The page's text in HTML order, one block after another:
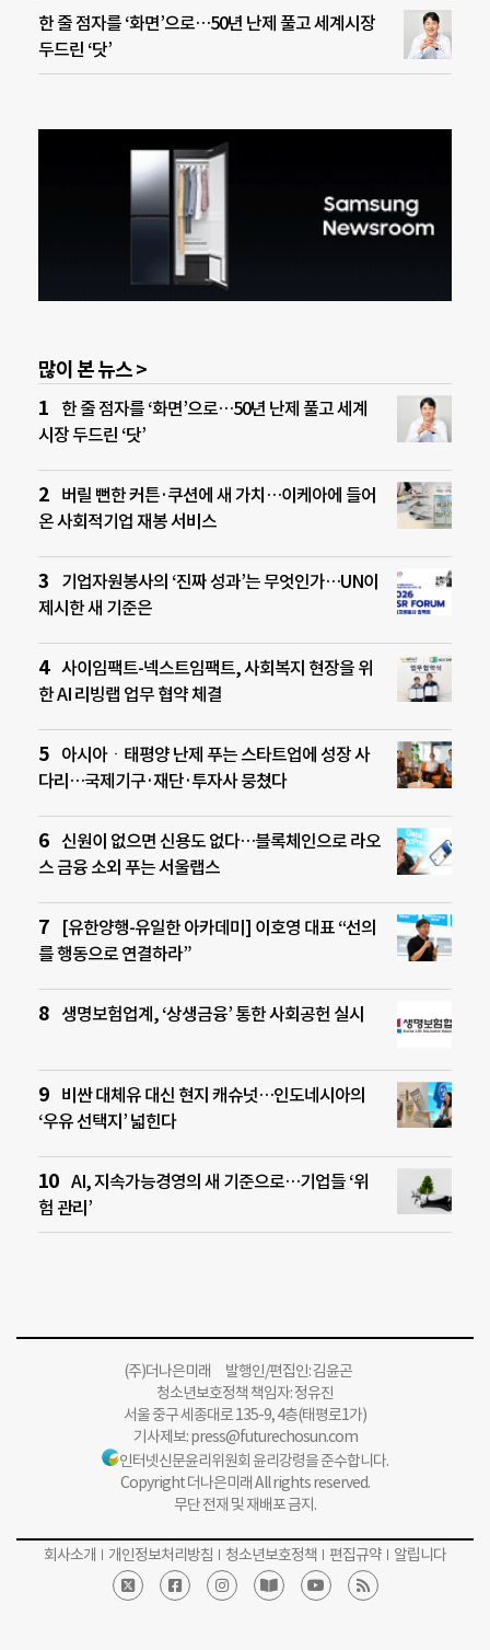
한 줄 점자를 ‘화면’으로…50년 난제 풀고 세계시장
두드린 ‘닷’
많이 본 뉴스 >
한 줄 점자를 ‘화면’으로…50년 난제 풀고 세계
시장 두드린 ‘닷’
버릴 뻔한 커튼·쿠션에 새 가치…이케아에 들어
온 사회적기업 재봉 서비스
기업자원봉사의 ‘진짜 성과’는 무엇인가…UN이
제시한 새 기준은
사이임팩트-넥스트임팩트, 사회복지 현장을 위
한 AI 리빙랩 업무 협약 체결
아시아ㆍ태평양 난제 푸는 스타트업에 성장 사
다리…국제기구·재단·투자사 뭉쳤다
신원이 없으면 신용도 없다…블록체인으로 라오
스 금융 소외 푸는 서울랩스
[유한양행-유일한 아카데미] 이호영 대표 “선의
를 행동으로 연결하라”
생명보험업계, ‘상생금융’ 통한 사회공헌 실시
비싼 대체유 대신 현지 캐슈넛…인도네시아의
‘우유 선택지’ 넓힌다
AI, 지속가능경영의 새 기준으로…기업들 ‘위
험 관리’
(주)더나은미래 발행인/편집인: 김윤곤
청소년보호정책 책임자: 정유진
서울 중구 세종대로 135-9, 4층(태평로1가)
기사제보:press@futurechosun.com
인터넷신문윤리위원회 윤리강령을 준수합니다.
Copyright 더나은미래 All rights reserved.
무단 전재 및 재배포 금지.
회사소개 개인정보처리방침 청소년보호정책 편집규약 알립니다